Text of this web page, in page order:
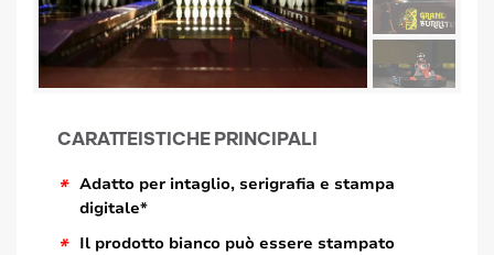
CARATTEISTICHE PRINCIPALI
* Adatto per intaglio, serigrafia e stampa
digitale*
*
Il prodotto bianco può essere stampato